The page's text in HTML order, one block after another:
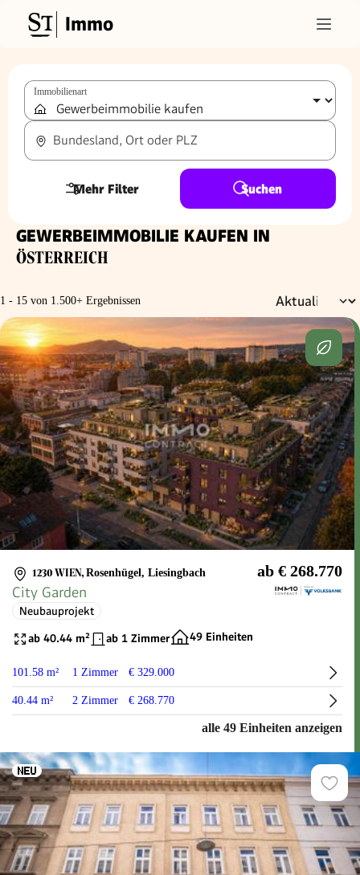
Immo
Immobilienart
Bundesland, Ort oder PLZ
Mehr Filter Suchen
GEWERBEIMMOBILIE KAUFEN IN
ÖSTERREICH
1 - 15 von 1.500+ Ergebnissen
1230 WIEN, Rosenhügel, Liesingbach ab € 268.770
City Garden
Neubauprojekt
ab 40.44 m² ab 1 Zimmer 49 Einheiten
101.58 m² 1 Zimmer € 329.000
40.44 m² 2 Zimmer € 268.770
alle 49 Einheiten anzeigen